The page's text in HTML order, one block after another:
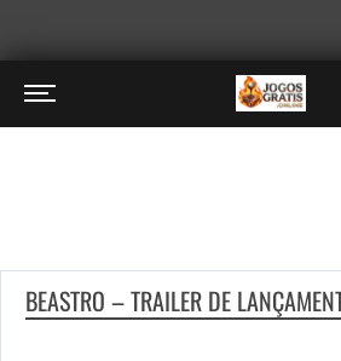
BEASTRO – TRAILER DE